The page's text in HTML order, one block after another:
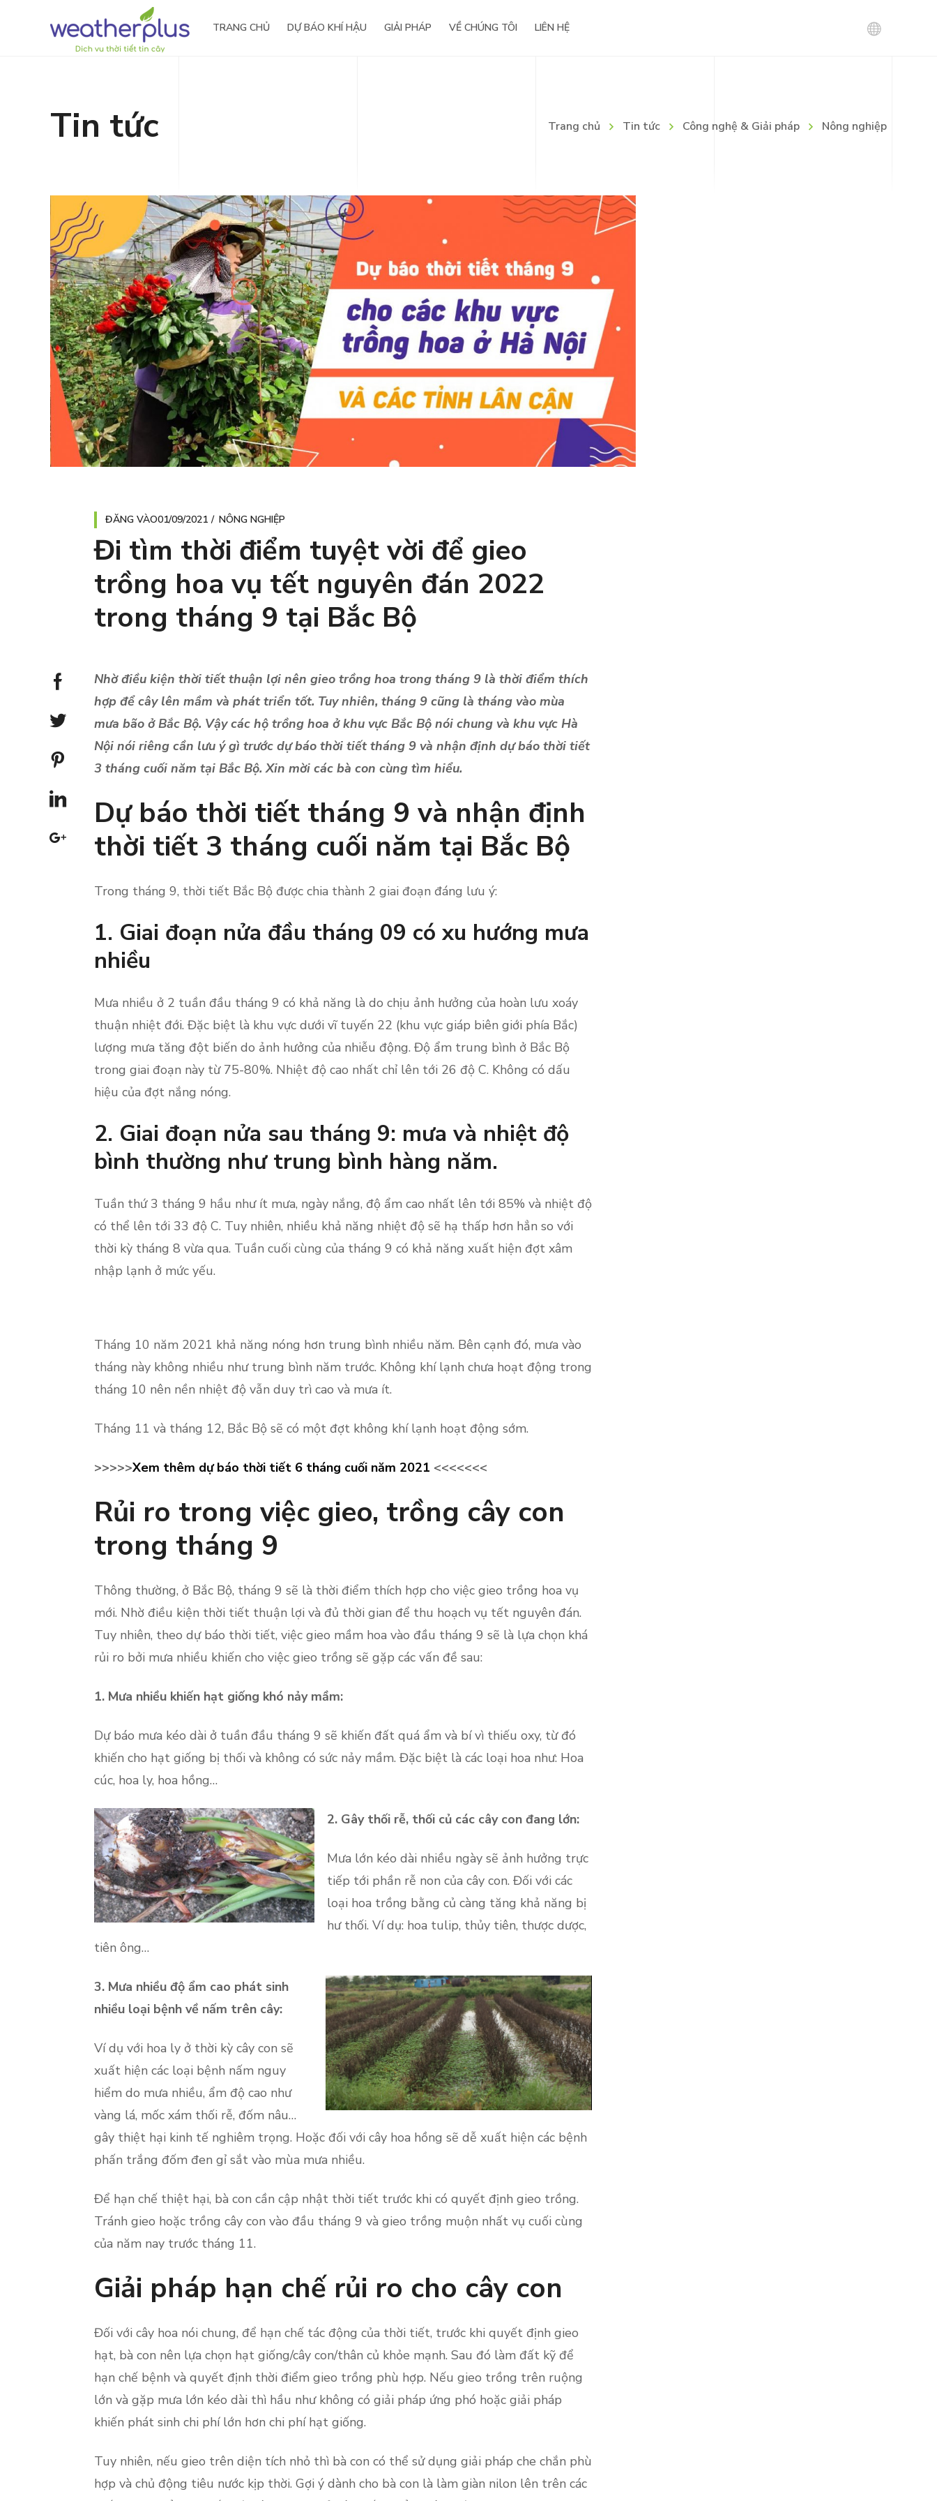
TRANG CHỦ DỰ BÁO KHÍ HẬU GIẢI PHÁP VỀ CHÚNG TÔI
Tầm nhìn – Sứ mệnh
Giải thưởng
Báo chí viết về chúng tôi
Công nghệ & Giải pháp
Tin tuyển dụng
LIÊN HỆ
Tin tức Trang chủ Tin tức Công nghệ & Giải pháp Nông nghiệp
ĐĂNG VÀO01/09/2021 NÔNG NGHIỆP
Đi tìm thời điểm tuyệt vời để gieo
trồng hoa vụ tết nguyên đán 2022
trong tháng 9 tại Bắc Bộ
Nhờ điều kiện thời tiết thuận lợi nên gieo trồng hoa trong tháng 9 là thời điểm thích
hợp để cây lên mầm và phát triển tốt. Tuy nhiên, tháng 9 cũng là tháng vào mùa
mưa bão ở Bắc Bộ. Vậy các hộ trồng hoa ở khu vực Bắc Bộ nói chung và khu vực Hà
Nội nói riêng cần lưu ý gì trước dự báo thời tiết tháng 9 và nhận định dự báo thời tiết
3 tháng cuối năm tại Bắc Bộ. Xin mời các bà con cùng tìm hiểu.
Dự báo thời tiết tháng 9 và nhận định
thời tiết 3 tháng cuối năm tại Bắc Bộ
Trong tháng 9, thời tiết Bắc Bộ được chia thành 2 giai đoạn đáng lưu ý:
1. Giai đoạn nửa đầu tháng 09 có xu hướng mưa
nhiều
Mưa nhiều ở 2 tuần đầu tháng 9 có khả năng là do chịu ảnh hưởng của hoàn lưu xoáy
thuận nhiệt đới. Đặc biệt là khu vực dưới vĩ tuyến 22 (khu vực giáp biên giới phía Bắc)
lượng mưa tăng đột biến do ảnh hưởng của nhiễu động. Độ ẩm trung bình ở Bắc Bộ
trong giai đoạn này từ 75-80%. Nhiệt độ cao nhất chỉ lên tới 26 độ C. Không có dấu
hiệu của đợt nắng nóng.
2. Giai đoạn nửa sau tháng 9: mưa và nhiệt độ
bình thường như trung bình hàng năm.
Tuần thứ 3 tháng 9 hầu như ít mưa, ngày nắng, độ ẩm cao nhất lên tới 85% và nhiệt độ
có thể lên tới 33 độ C. Tuy nhiên, nhiều khả năng nhiệt độ sẽ hạ thấp hơn hẳn so với
thời kỳ tháng 8 vừa qua. Tuần cuối cùng của tháng 9 có khả năng xuất hiện đợt xâm
nhập lạnh ở mức yếu.
Tháng 10 năm 2021 khả năng nóng hơn trung bình nhiều năm. Bên cạnh đó, mưa vào
tháng này không nhiều như trung bình năm trước. Không khí lạnh chưa hoạt động trong
tháng 10 nên nền nhiệt độ vẫn duy trì cao và mưa ít.
Tháng 11 và tháng 12, Bắc Bộ sẽ có một đợt không khí lạnh hoạt động sớm.
>>>>>Xem thêm dự báo thời tiết 6 tháng cuối năm 2021 <<<<<<<
Rủi ro trong việc gieo, trồng cây con
trong tháng 9
Thông thường, ở Bắc Bộ, tháng 9 sẽ là thời điểm thích hợp cho việc gieo trồng hoa vụ
mới. Nhờ điều kiện thời tiết thuận lợi và đủ thời gian để thu hoạch vụ tết nguyên đán.
Tuy nhiên, theo dự báo thời tiết, việc gieo mầm hoa vào đầu tháng 9 sẽ là lựa chọn khá
rủi ro bởi mưa nhiều khiến cho việc gieo trồng sẽ gặp các vấn đề sau:
1. Mưa nhiều khiến hạt giống khó nảy mầm:
Dự báo mưa kéo dài ở tuần đầu tháng 9 sẽ khiến đất quá ẩm và bí vì thiếu oxy, từ đó
khiến cho hạt giống bị thối và không có sức nảy mầm. Đặc biệt là các loại hoa như: Hoa
cúc, hoa ly, hoa hồng…
2. Gây thối rễ, thối củ các cây con đang lớn:
Mưa lớn kéo dài nhiều ngày sẽ ảnh hưởng trực
tiếp tới phần rễ non của cây con. Đối với các
loại hoa trồng bằng củ càng tăng khả năng bị
hư thối. Ví dụ: hoa tulip, thủy tiên, thược dược,
tiên ông…
3. Mưa nhiều độ ẩm cao phát sinh
nhiều loại bệnh về nấm trên cây:
Ví dụ với hoa ly ở thời kỳ cây con sẽ
xuất hiện các loại bệnh nấm nguy
hiểm do mưa nhiều, ẩm độ cao như
vàng lá, mốc xám thối rễ, đốm nâu…
gây thiệt hại kinh tế nghiêm trọng. Hoặc đối với cây hoa hồng sẽ dễ xuất hiện các bệnh
phấn trắng đốm đen gỉ sắt vào mùa mưa nhiều.
Để hạn chế thiệt hại, bà con cần cập nhật thời tiết trước khi có quyết định gieo trồng.
Tránh gieo hoặc trồng cây con vào đầu tháng 9 và gieo trồng muộn nhất vụ cuối cùng
của năm nay trước tháng 11.
Giải pháp hạn chế rủi ro cho cây con
Đối với cây hoa nói chung, để hạn chế tác động của thời tiết, trước khi quyết định gieo
hạt, bà con nên lựa chọn hạt giống/cây con/thân củ khỏe mạnh. Sau đó làm đất kỹ để
hạn chế bệnh và quyết định thời điểm gieo trồng phù hợp. Nếu gieo trồng trên ruộng
lớn và gặp mưa lớn kéo dài thì hầu như không có giải pháp ứng phó hoặc giải pháp
khiến phát sinh chi phí lớn hơn chi phí hạt giống.
Tuy nhiên, nếu gieo trên diện tích nhỏ thì bà con có thể sử dụng giải pháp che chắn phù
hợp và chủ động tiêu nước kịp thời. Gợi ý dành cho bà con là làm giàn nilon lên trên các